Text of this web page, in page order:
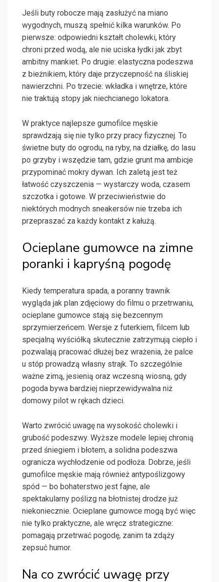
Jeśli buty robocze mają zasłużyć na miano
wygodnych, muszą spełnić kilka warunków. Po
pierwsze: odpowiedni kształt cholewki, który
chroni przed wodą, ale nie uciska łydki jak zbyt
ambitny mankiet. Po drugie: elastyczna podeszwa
z bieżnikiem, który daje przyczepność na śliskiej
nawierzchni. Po trzecie: wkładka i wnętrze, które
nie traktują stopy jak niechcianego lokatora.
W praktyce najlepsze gumofilce męskie
sprawdzają się nie tylko przy pracy fizycznej. To
świetne buty do ogrodu, na ryby, na działkę, do lasu
po grzyby i wszędzie tam, gdzie grunt ma ambicje
przypominać mokry dywan. Ich zaletą jest też
łatwość czyszczenia — wystarczy woda, czasem
szczotka i gotowe. W przeciwieństwie do
niektórych modnych sneakersów nie trzeba ich
przepraszać za każdy kontakt z kałużą.
Ocieplane gumowce na zimne
poranki i kapryśną pogodę
Kiedy temperatura spada, a poranny trawnik
wygląda jak plan zdjęciowy do filmu o przetrwaniu,
ocieplane gumowce stają się bezcennym
sprzymierzeńcem. Wersje z futerkiem, filcem lub
specjalną wyściółką skutecznie zatrzymują ciepło i
pozwalają pracować dłużej bez wrażenia, że palce
u stóp prowadzą własny strajk. To szczególnie
ważne zimą, jesienią oraz wczesną wiosną, gdy
pogoda bywa bardziej nieprzewidywalna niż
domowy pilot w rękach dzieci.
Warto zwrócić uwagę na wysokość cholewki i
grubość podeszwy. Wyższe modele lepiej chronią
przed śniegiem i błotem, a solidna podeszwa
ogranicza wychłodzenie od podłoża. Dobrze, jeśli
gumofilce męskie mają również antypoślizgowy
spód — bo bohaterstwo jest fajne, ale
spektakularny poślizg na błotnistej drodze już
niekoniecznie. Ocieplane gumowce mogą być więc
nie tylko praktyczne, ale wręcz strategiczne:
pomagają przetrwać pogodę, zanim ta zdąży
zepsuć humor.
Na co zwrócić uwagę przy